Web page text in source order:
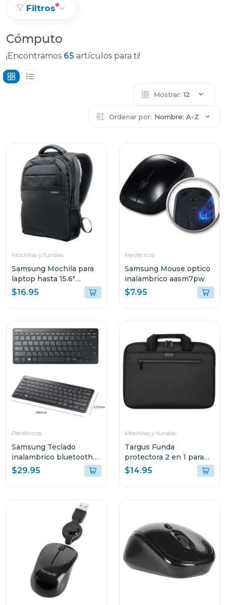
Filtros
Cómputo
¡Encontramos 65 artículos para ti!
Mostrar: 12
Ordenar por: Nombre: A-Z
Mochilas y fundas
Samsung Mochila para
laptop hasta 15.6"
aabp2nm
$16.95
Periféricos
Samsung Mouse optico
inalambrico aasm7pw
$7.95
Periféricos
Samsung Teclado
inalambrico bluetooth
aask7pw
$29.95
Mochilas y fundas
Targus Funda
protectora 2 en 1 para
laptop de 14"
$14.95